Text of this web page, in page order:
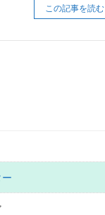
この記事を読む